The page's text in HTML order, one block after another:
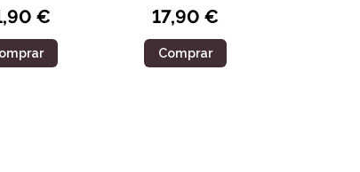
€ 17,90 €
Comprar